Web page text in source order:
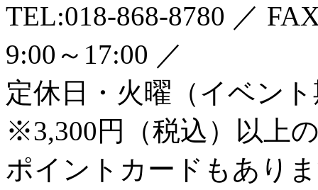
TEL:018-868-8780 ／
9:00～17:00 ／
定休日・火曜（イベン
※3,300円（税込）以上
ポイントカードもあり